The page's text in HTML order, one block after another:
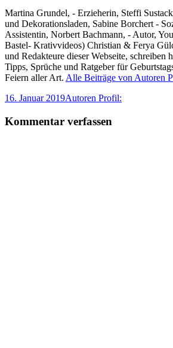
Martina Grundel, - Erzieherin, Steffi
und Dekorationsladen, Sabine Borchert -
Assistentin, Norbert Bachmann, - Autor,
Bastel- Krativvideos) Christian & Ferya
und Redakteure dieser Webseite, schreiben
Tipps, Sprüche und Ratgeber für
Feiern aller Art. Alle Beiträge von Autoren
Veröffentlicht
16. Januar 2019Autor
Autoren Profil:
Kommentar verfassen